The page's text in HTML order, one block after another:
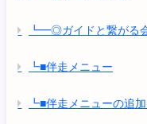
┗━◎ガイドと繋がる
┗■伴走メニュー
┗■伴走メニューの追